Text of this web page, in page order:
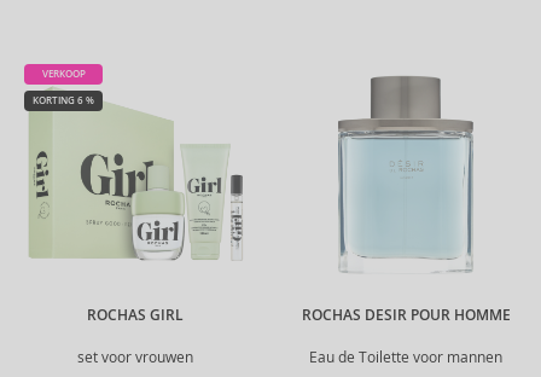
ROCHAS GIRL
set voor vrouwen
VERKOOP
KORTING 6 %
ROCHAS DESIR POUR HOMME
Eau de Toilette voor mannen